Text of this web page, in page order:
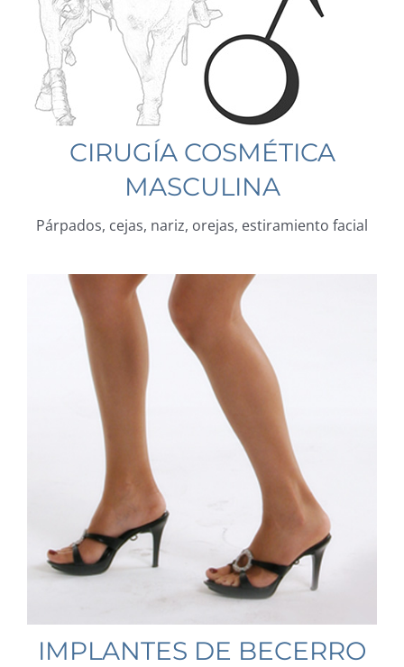
CIRUGÍA COSMÉTICA
MASCULINA
Párpados, cejas, nariz, orejas, estiramiento facial
IMPLANTES DE BECERRO